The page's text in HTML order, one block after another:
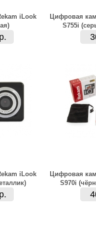
iLook
Цифровая
S755i
iLook
Цифровая
S970i